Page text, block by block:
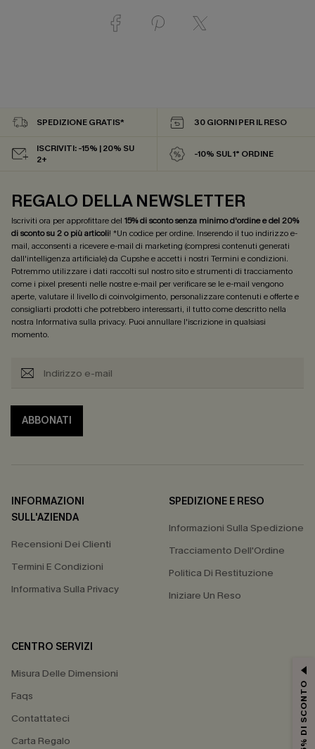
SPEDIZIONE GRATIS* 30 GIORNI PER IL RESO
ISCRIVITI: -15% | 20% SU
2+
-10% SUL 1° ORDINE
REGALO DELLA NEWSLETTER
Iscriviti ora per approfittare del 15% di sconto senza minimo d'ordine e del 20%
di sconto su 2 o più articoli! *Un codice per ordine. Inserendo il tuo indirizzo e-
mail, acconsenti a ricevere e-mail di marketing (compresi contenuti generati
dall'intelligenza artificiale) da Cupshe e accetti i nostri Termini e condizioni.
Potremmo utilizzare i dati raccolti sul nostro sito e strumenti di tracciamento
come i pixel presenti nelle nostre e-mail per verificare se le e-mail vengono
aperte, valutare il livello di coinvolgimento, personalizzare contenuti e offerte e
consigliarti prodotti che potrebbero interessarti, il tutto come descritto nella
nostra Informativa sulla privacy. Puoi annullare l'iscrizione in qualsiasi
momento.
ABBONATI
INFORMAZIONI
SULL'AZIENDA
Recensioni Dei Clienti
Termini E Condizioni
Informativa Sulla Privacy
SPEDIZIONE E RESO
Informazioni Sulla Spedizione
Tracciamento Dell'Ordine
Politica Di Restituzione
Iniziare Un Reso
CENTRO SERVIZI
Misura Delle Dimensioni
Faqs
Contattateci
Carta Regalo
15% DI SCONTO